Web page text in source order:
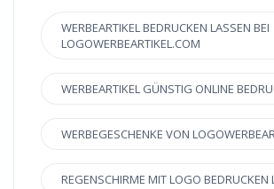
WERBEARTIKEL BEDRUCKEN LASSEN BEI
LOGOWERBEARTIKEL.COM
WERBEARTIKEL GÜNSTIG ONLINE
WERBEGESCHENKE VON
REGENSCHIRME MIT LOGO BEDRUCKEN